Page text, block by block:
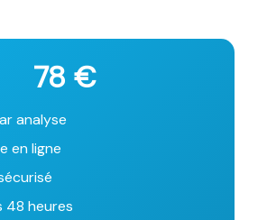
78 €
analyse
en ligne
48 heures